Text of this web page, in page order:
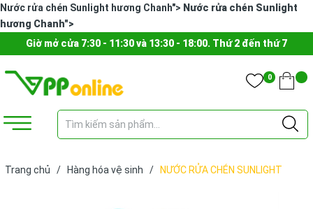
Nước rửa chén Sunlight hương Chanh"> Nước rửa chén Sunlight
hương Chanh">
Giờ mở cửa 7:30 - 11:30 và 13:30 - 18:00. Thứ 2 đến thứ 7
0
Trang chủ / Hàng hóa vệ sinh /
NƯỚC RỬA CHÉN SUNLIGHT